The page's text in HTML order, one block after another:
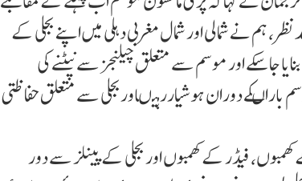
ہم نے شمالی اور شمال مغربی دہلی میں اپنے بجلی کے
جا سکے اور موسم سے متعلق چیلنجز سے نپٹنے کی
باراںکے دوران ہوشیاررہیںاوربجلی سے متعلق حفاظتی
فیڈر کے کھمبوں اور بجلی کے پینلز سے دور